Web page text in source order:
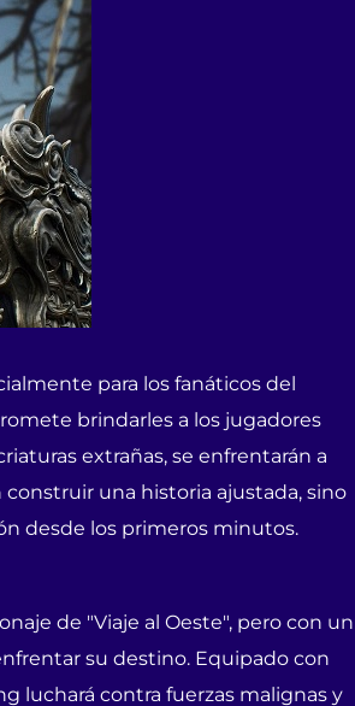
para los fanáticos del
brindarles a los jugadores
extrañas, se enfrentarán a
una historia ajustada, sino
desde los primeros minutos.
de "Viaje al Oeste", pero con un
su destino. Equipado con
luchará contra fuerzas malignas y